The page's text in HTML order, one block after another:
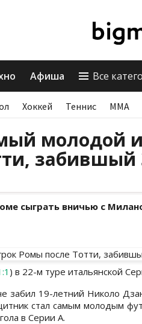
Афиша Все
Хоккей Теннис ММА
молодой
забившый
сыграть вничью с
) в 22-м туре итальянской
забил 19-летний Николо
стал самым молодым
в Серии А.